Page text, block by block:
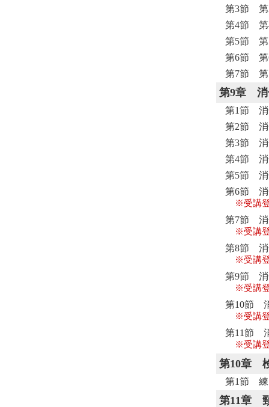
第3節 第
第4節 第
第5節 第
第6節 第
第7節 第
第9章
第1節 消
第2節 消
第3節 消
第4節 消
第5節 消
第6節 消
※受講
第7節 消
※受講
第8節 消
※受講
第9節 消
※受講
第10節
※受講
第11節
※受講
第10章
第1節 練
第11章